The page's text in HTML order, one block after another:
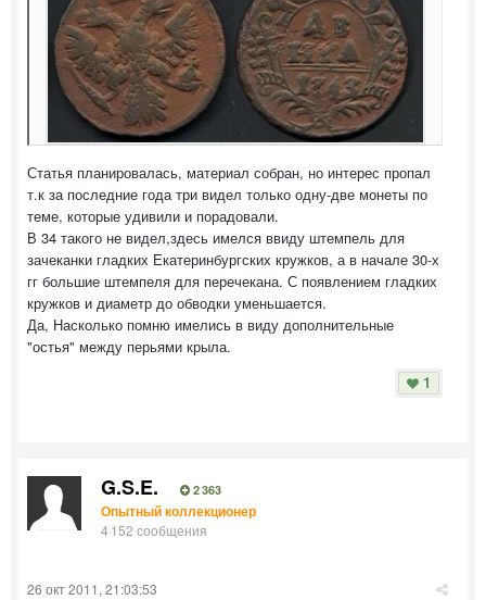
Статья планировалась, материал собран, но интерес пропал
т.к за последние года три видел только одну-две монеты по
теме, которые удивили и порадовали.
В 34 такого не видел,здесь имелся ввиду штемпель для
зачеканки гладких Екатеринбургских кружков, а в начале 30-х
гг большие штемпеля для перечекана. С появлением гладких
кружков и диаметр до обводки уменьшается.
Да, Насколько помню имелись в виду дополнительные
"остья" между перьями крыла.
1
G.S.E. 2 363
Опытный коллекционер
4 152 сообщения
26 окт 2011, 21:03:53